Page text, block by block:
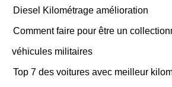
Diesel Kilométrage amélioration
Comment faire pour être un
véhicules militaires
Top 7 des voitures avec meilleur